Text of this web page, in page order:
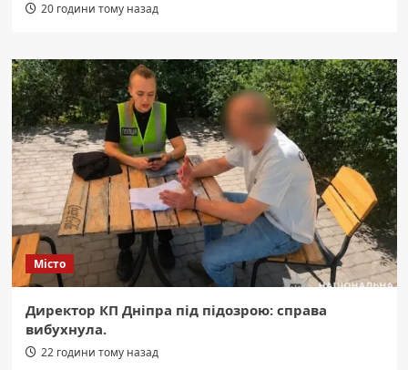
20 години тому назад
Місто
Директор КП Дніпра під підозрою: справа
вибухнула.
22 години тому назад